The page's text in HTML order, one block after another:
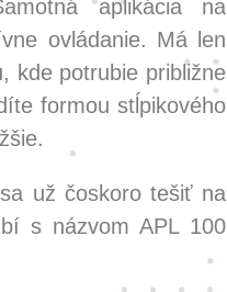
aplikácia na
ovládanie. Má len
kde potrubie približne
formou stĺpikového
už čoskoro tešiť na
s názvom APL 100